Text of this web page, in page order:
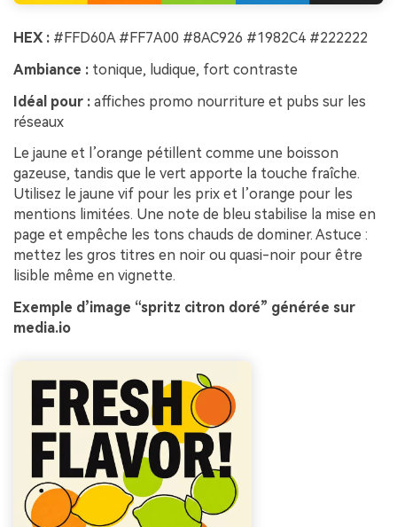
HEX : #FFD60A #FF7A00 #8AC926 #1982C4 #222222
Ambiance : tonique, ludique, fort contraste
Idéal pour : affiches promo nourriture et pubs sur les
réseaux
Le jaune et l’orange pétillent comme une boisson
gazeuse, tandis que le vert apporte la touche fraîche.
Utilisez le jaune vif pour les prix et l’orange pour les
mentions limitées. Une note de bleu stabilise la mise en
page et empêche les tons chauds de dominer. Astuce :
mettez les gros titres en noir ou quasi-noir pour être
lisible même en vignette.
Exemple d’image “spritz citron doré” générée sur
media.io
gratuit!
→